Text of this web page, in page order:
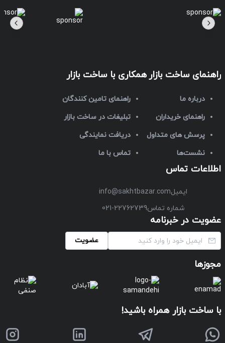
راهنمای ساخت بازار
درباره ما
راهنمای خریداران
پرسش های متداول
نشست‌ها
همکاری با ساخت بازار
راهنمای تامین کنندگان
تبلیغات در ساخت بازار
دریافت نمایندگی
تماس با ما
اطلاعات تماس
ایمیلinfo@sakhtbazar.com
شماره تماس021-22762739
عضویت در خبرنامه
عضویت
مجوزها
با ساخت بازار همراه باشید!